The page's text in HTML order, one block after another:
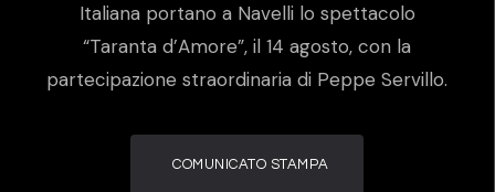
Italiana portano a Navelli lo spettacolo
“Taranta d’Amore”, il 14 agosto, con la
partecipazione straordinaria di Peppe Servillo.
COMUNICATO STAMPA